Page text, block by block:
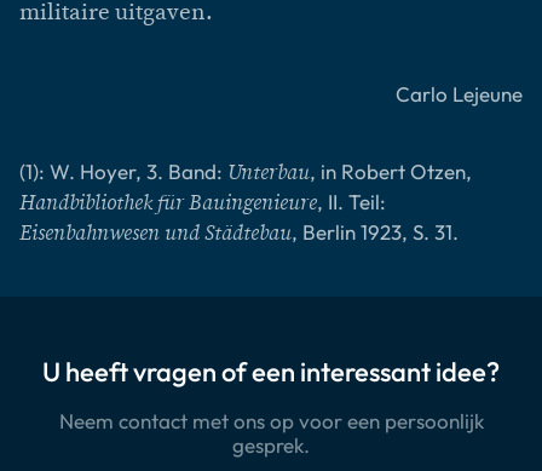
militaire uitgaven.
Carlo Lejeune
(1): W. Hoyer, 3. Band: Unterbau, in Robert Otzen,
Handbibliothek für Bauingenieure, II. Teil:
Eisenbahnwesen und Städtebau, Berlin 1923, S. 31.
U heeft vragen of een interessant idee?
Neem contact met ons op voor een persoonlijk
gesprek.